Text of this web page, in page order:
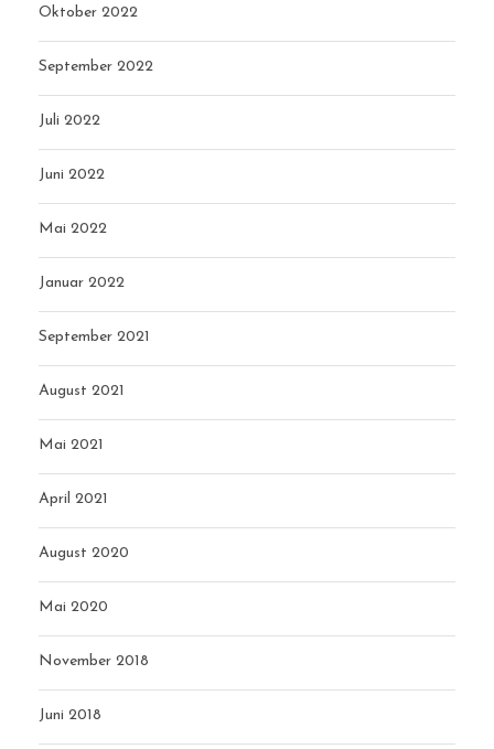
Oktober 2022
September 2022
Juli 2022
Juni 2022
Mai 2022
Januar 2022
September 2021
August 2021
Mai 2021
April 2021
August 2020
Mai 2020
November 2018
Juni 2018